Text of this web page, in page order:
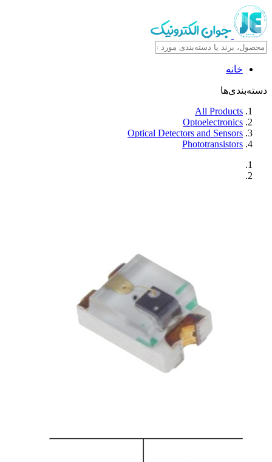
خانه
دسته‌بندی‌ها
All Products
Optoelectronics
Optical Detectors and Sensors
Phototransistors